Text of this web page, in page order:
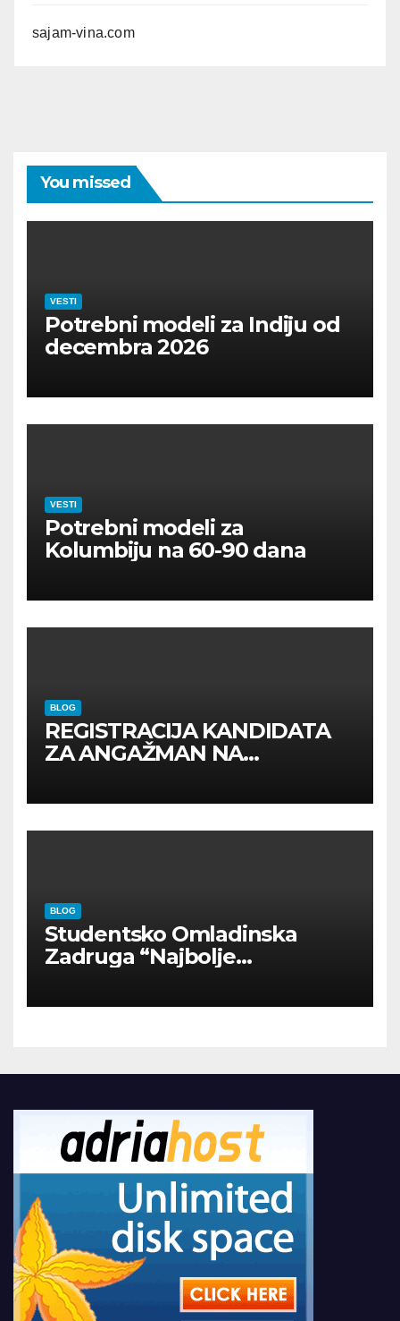
sajam-vina.com
You missed
VESTI
Potrebni modeli za Indiju od
decembra 2026
VESTI
Potrebni modeli za
Kolumbiju na 60-90 dana
BLOG
REGISTRACIJA KANDIDATA
ZA ANGAŽMAN NA
BLOG
Studentsko Omladinska
Zadruga “Najbolje